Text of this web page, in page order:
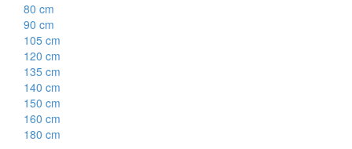
80 cm
90 cm
105 cm
120 cm
135 cm
140 cm
150 cm
160 cm
180 cm